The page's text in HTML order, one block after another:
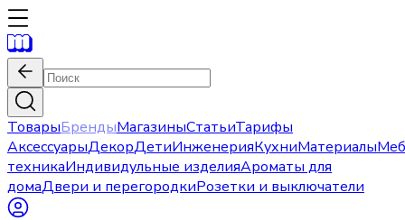
ТоварыБрендыМагазиныСтатьиТарифы
АксессуарыДекорДетиИнженерияКухниМатериалы
техникаИндивидульные изделияАроматы для
домаДвери и перегородкиРозетки и выключатели